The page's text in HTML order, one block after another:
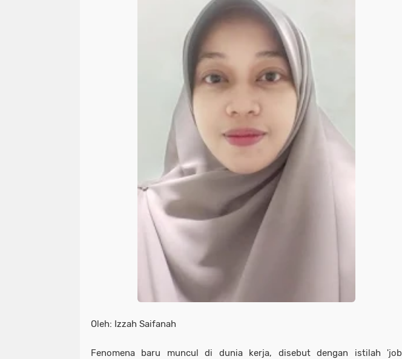
Oleh: Izzah Saifanah
Fenomena baru muncul di dunia kerja, disebut dengan istilah 'job